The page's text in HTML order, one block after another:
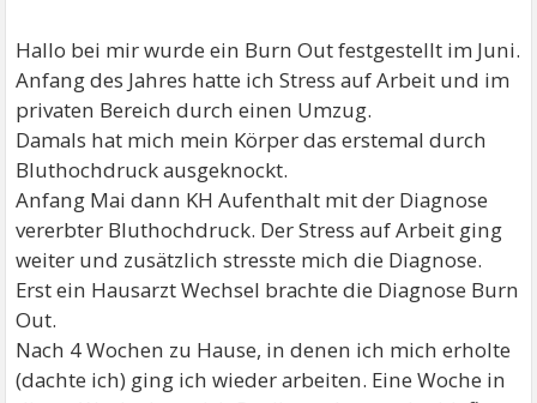
Hallo bei mir wurde ein Burn Out festgestellt im Juni.
Anfang des Jahres hatte ich Stress auf Arbeit und im
privaten Bereich durch einen Umzug.
Damals hat mich mein Körper das erstemal durch
Bluthochdruck ausgeknockt.
Anfang Mai dann KH Aufenthalt mit der Diagnose
vererbter Bluthochdruck. Der Stress auf Arbeit ging
weiter und zusätzlich stresste mich die Diagnose.
Erst ein Hausarzt Wechsel brachte die Diagnose Burn
Out.
Nach 4 Wochen zu Hause, in denen ich mich erholte
(dachte ich) ging ich wieder arbeiten. Eine Woche in